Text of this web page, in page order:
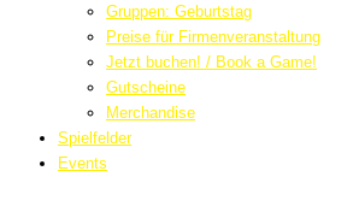
Gruppen: Geburtstag
Preise für Firmenveranstaltung
Jetzt buchen! / Book a Game!
Gutscheine
Merchandise
Spielfelder
Events